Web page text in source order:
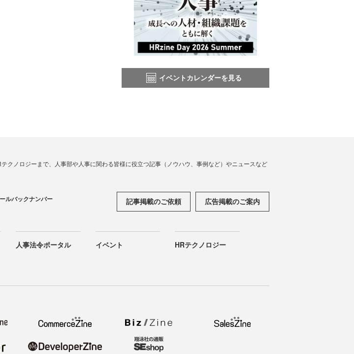
イベントカレンダーを見る
クノロジーまで、人事部や人事に関わる皆様に役立つ記事（ノウハウ、事例など）やニュースなど
ルバックナンバー 記事掲載のご依頼 広告掲載のご案内
人事法令ポータル イベント HRテクノロジー